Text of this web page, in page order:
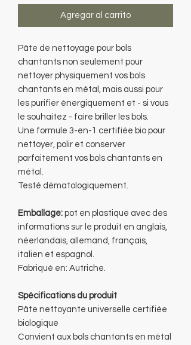
Agregar al carrito
Pâte de nettoyage pour bols
chantants non seulement pour
nettoyer physiquement vos bols
chantants en métal, mais aussi pour
les purifier énergiquement et - si vous
le souhaitez - faire briller les bols.
Une formule 3-en-1 certifiée bio pour
nettoyer, polir et conserver
parfaitement vos bols chantants en
métal.
Testé dématologiquement.
Emballage: pot en plastique avec des
informations sur le produit en anglais,
néerlandais, allemand, français,
italien et espagnol.
Fabriqué en: Autriche.
Spécifications du produit
Pâte nettoyante universelle certifiée
biologique
Convient aux bols chantants en métal